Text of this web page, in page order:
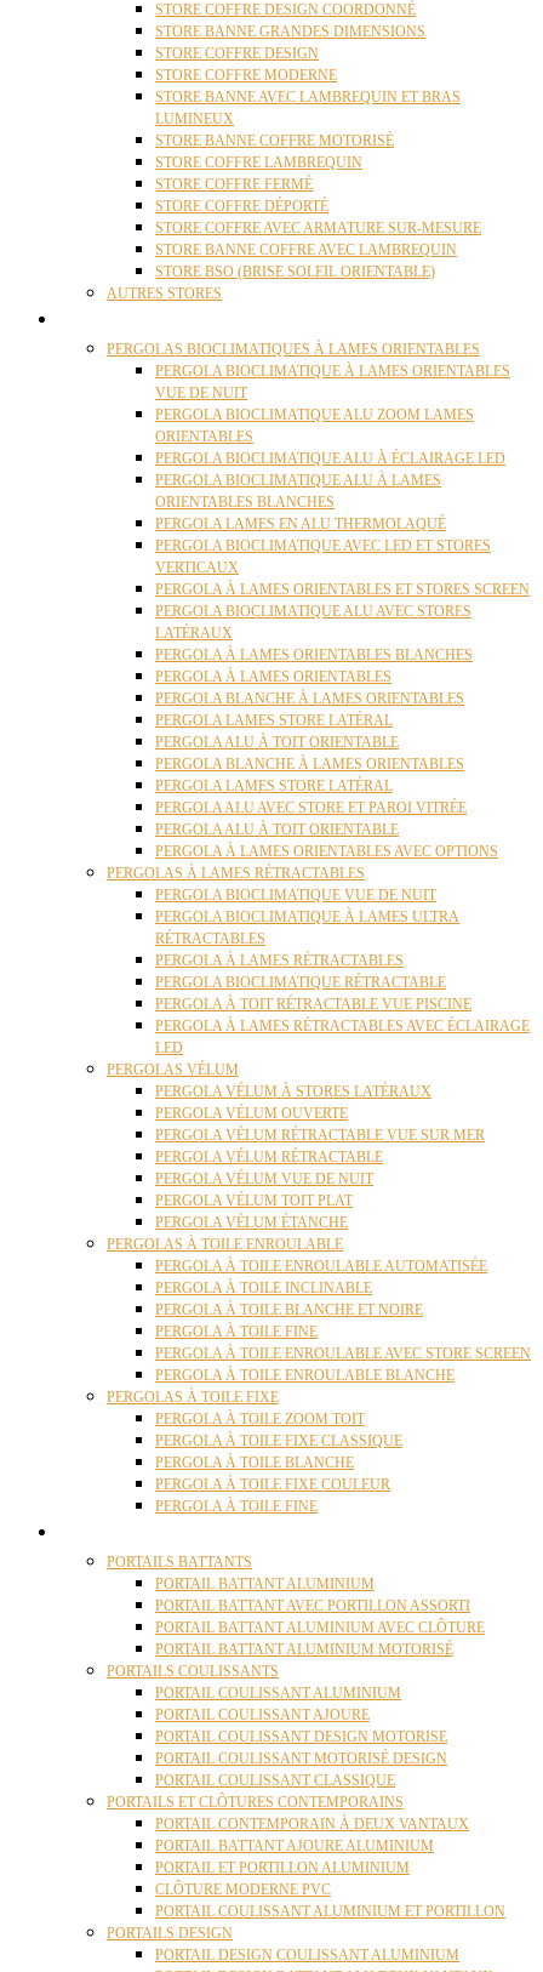
STORE COFFRE DESIGN COORDONNÉ
STORE BANNE GRANDES DIMENSIONS
STORE COFFRE DESIGN
STORE COFFRE MODERNE
STORE BANNE AVEC LAMBREQUIN ET BRAS
LUMINEUX
STORE BANNE COFFRE MOTORISÉ
STORE COFFRE LAMBREQUIN
STORE COFFRE FERMÉ
STORE COFFRE DÉPORTÉ
STORE COFFRE AVEC ARMATURE SUR-MESURE
STORE BANNE COFFRE AVEC LAMBREQUIN
STORE BSO (BRISE SOLEIL ORIENTABLE)
AUTRES STORES
PERGOLAS BIOCLIMATIQUES À LAMES ORIENTABLES
PERGOLA BIOCLIMATIQUE À LAMES ORIENTABLES
VUE DE NUIT
PERGOLA BIOCLIMATIQUE ALU ZOOM LAMES
ORIENTABLES
PERGOLA BIOCLIMATIQUE ALU À ÉCLAIRAGE LED
PERGOLA BIOCLIMATIQUE ALU À LAMES
ORIENTABLES BLANCHES
PERGOLA LAMES EN ALU THERMOLAQUÉ
PERGOLA BIOCLIMATIQUE AVEC LED ET STORES
VERTICAUX
PERGOLA À LAMES ORIENTABLES ET STORES SCREEN
PERGOLA BIOCLIMATIQUE ALU AVEC STORES
LATÉRAUX
PERGOLA À LAMES ORIENTABLES BLANCHES
PERGOLA À LAMES ORIENTABLES
PERGOLA BLANCHE À LAMES ORIENTABLES
PERGOLA LAMES STORE LATÉRAL
PERGOLA ALU À TOIT ORIENTABLE
PERGOLA BLANCHE À LAMES ORIENTABLES
PERGOLA LAMES STORE LATÉRAL
PERGOLA ALU AVEC STORE ET PAROI VITRÉE
PERGOLA ALU À TOIT ORIENTABLE
PERGOLA À LAMES ORIENTABLES AVEC OPTIONS
PERGOLAS À LAMES RÉTRACTABLES
PERGOLA BIOCLIMATIQUE VUE DE NUIT
PERGOLA BIOCLIMATIQUE À LAMES ULTRA
RÉTRACTABLES
PERGOLA À LAMES RÉTRACTABLES
PERGOLA BIOCLIMATIQUE RÉTRACTABLE
PERGOLA À TOIT RÉTRACTABLE VUE PISCINE
PERGOLA À LAMES RÉTRACTABLES AVEC ÉCLAIRAGE
LED
PERGOLAS VÉLUM
PERGOLA VÉLUM À STORES LATÉRAUX
PERGOLA VÉLUM OUVERTE
PERGOLA VÉLUM RÉTRACTABLE VUE SUR MER
PERGOLA VÉLUM RÉTRACTABLE
PERGOLA VÉLUM VUE DE NUIT
PERGOLA VÉLUM TOIT PLAT
PERGOLA VÉLUM ÉTANCHE
PERGOLAS À TOILE ENROULABLE
PERGOLA À TOILE ENROULABLE AUTOMATISÉE
PERGOLA À TOILE INCLINABLE
PERGOLA À TOILE BLANCHE ET NOIRE
PERGOLA À TOILE FINE
PERGOLA À TOILE ENROULABLE AVEC STORE SCREEN
PERGOLA À TOILE ENROULABLE BLANCHE
PERGOLAS À TOILE FIXE
PERGOLA À TOILE ZOOM TOIT
PERGOLA À TOILE FIXE CLASSIQUE
PERGOLA À TOILE BLANCHE
PERGOLA À TOILE FIXE COULEUR
PERGOLA À TOILE FINE
PORTAILS BATTANTS
PORTAIL BATTANT ALUMINIUM
PORTAIL BATTANT AVEC PORTILLON ASSORTI
PORTAIL BATTANT ALUMINIUM AVEC CLÔTURE
PORTAIL BATTANT ALUMINIUM MOTORISÉ
PORTAILS COULISSANTS
PORTAIL COULISSANT ALUMINIUM
PORTAIL COULISSANT AJOURE
PORTAIL COULISSANT DESIGN MOTORISE
PORTAIL COULISSANT MOTORISÉ DESIGN
PORTAIL COULISSANT CLASSIQUE
PORTAILS ET CLÔTURES CONTEMPORAINS
PORTAIL CONTEMPORAIN À DEUX VANTAUX
PORTAIL BATTANT AJOURE ALUMINIUM
PORTAIL ET PORTILLON ALUMINIUM
CLÔTURE MODERNE PVC
PORTAIL COULISSANT ALUMINIUM ET PORTILLON
PORTAILS DESIGN
PORTAIL DESIGN COULISSANT ALUMINIUM